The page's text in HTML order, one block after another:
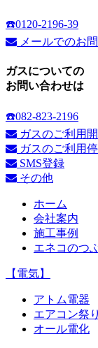
☎️0120-2196-39
メールでのお
ガスについての
お問い合わせは
☎️082-823-2196
ガスのご利用
ガスのご利用
SMS登録
その他
ホーム
会社案内
施工事例
エネコのつ
【電気】
アトム電器
エアコン祭り
オール電化